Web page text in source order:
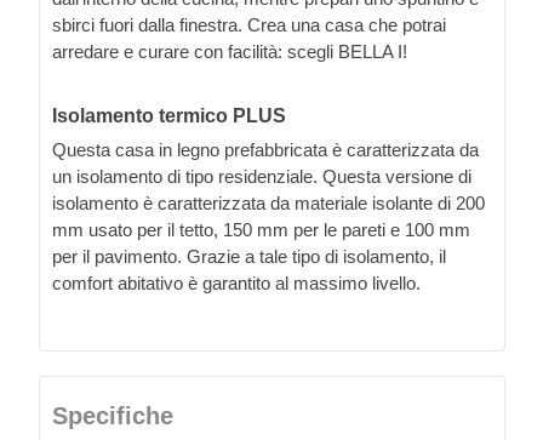
sbirci fuori dalla finestra. Crea una casa che potrai
arredare e curare con facilità: scegli BELLA I!
Isolamento termico PLUS
Questa casa in legno prefabbricata è caratterizzata da
un isolamento di tipo residenziale. Questa versione di
isolamento è caratterizzata da materiale isolante di 200
mm usato per il tetto, 150 mm per le pareti e 100 mm
per il pavimento. Grazie a tale tipo di isolamento, il
comfort abitativo è garantito al massimo livello.
Specifiche